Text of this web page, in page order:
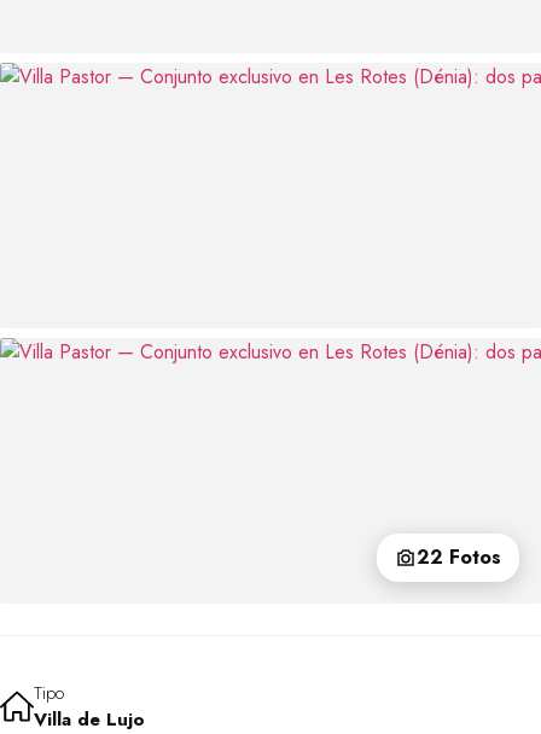
22 Fotos
Tipo
Villa de Lujo